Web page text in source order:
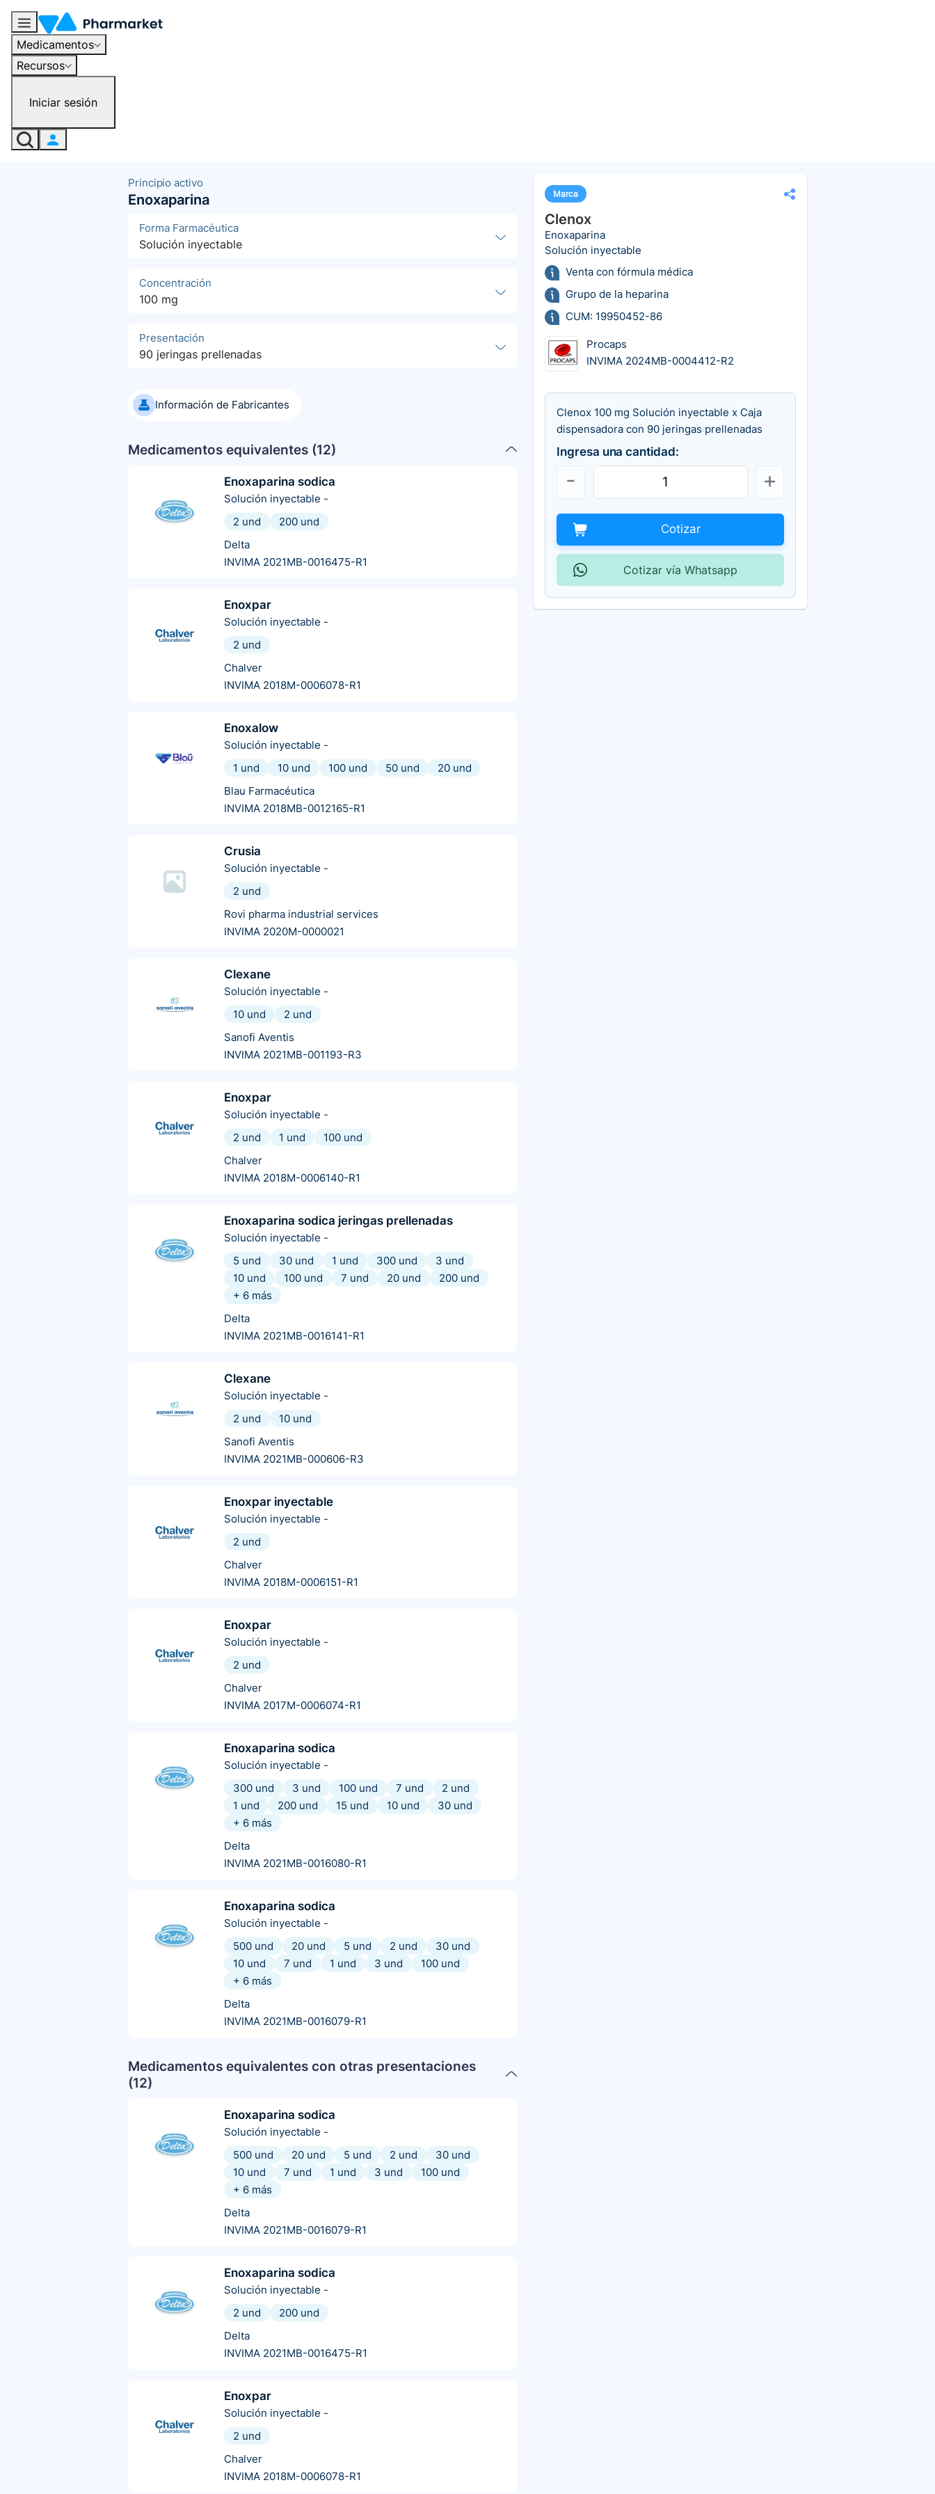
Medicamentos
Recursos
Iniciar sesión
Principio activo
Enoxaparina
Forma Farmacéutica
Solución inyectable
Concentración
100 mg
Presentación
90 jeringas prellenadas
Información de Fabricantes
Medicamentos equivalentes (12)
Enoxaparina sodica
Solución inyectable -
2 und
200 und
Delta
INVIMA 2021MB-0016475-R1
Enoxpar
Solución inyectable -
2 und
Chalver
INVIMA 2018M-0006078-R1
Enoxalow
Solución inyectable -
1 und
10 und 100 und 50 und
20 und
Blau Farmacéutica
INVIMA 2018MB-0012165-R1
Crusia
Solución inyectable -
2 und
Rovi pharma industrial services
INVIMA 2020M-0000021
Clexane
Solución inyectable -
10 und
2 und
Sanofi Aventis
INVIMA 2021MB-001193-R3
Enoxpar
Solución inyectable -
2 und
1 und
100 und
Chalver
INVIMA 2018M-0006140-R1
Enoxaparina sodica jeringas prellenadas
Solución inyectable -
5 und
30 und 1 und 300 und
3 und
10 und
100 und 7 und 20 und
200 und
+ 6 más
Delta
INVIMA 2021MB-0016141-R1
Clexane
Solución inyectable -
2 und
10 und
Sanofi Aventis
INVIMA 2021MB-000606-R3
Enoxpar inyectable
Solución inyectable -
2 und
Chalver
INVIMA 2018M-0006151-R1
Enoxpar
Solución inyectable -
2 und
Chalver
INVIMA 2017M-0006074-R1
Enoxaparina sodica
Solución inyectable -
300 und
3 und 100 und 7 und
2 und
1 und
200 und 15 und 10 und
30 und
+ 6 más
Delta
INVIMA 2021MB-0016080-R1
Enoxaparina sodica
Solución inyectable -
500 und
20 und 5 und 2 und
30 und
10 und
7 und 1 und 3 und
100 und
+ 6 más
Delta
INVIMA 2021MB-0016079-R1
Medicamentos equivalentes con otras presentaciones
(12)
Enoxaparina sodica
Solución inyectable -
500 und
20 und 5 und 2 und
30 und
10 und
7 und 1 und 3 und
100 und
+ 6 más
Delta
INVIMA 2021MB-0016079-R1
Enoxaparina sodica
Solución inyectable -
2 und
200 und
Delta
INVIMA 2021MB-0016475-R1
Enoxpar
Solución inyectable -
2 und
Chalver
INVIMA 2018M-0006078-R1
Marca
Clenox
Enoxaparina
Solución inyectable
Venta con fórmula médica
Grupo de la heparina
CUM: 19950452-86
Procaps
INVIMA 2024MB-0004412-R2
Clenox 100 mg Solución inyectable x Caja
dispensadora con 90 jeringas prellenadas
Ingresa una cantidad:
Cotizar
Cotizar vía Whatsapp